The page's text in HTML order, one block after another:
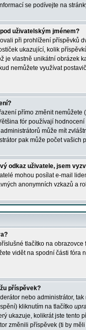
se podívejte na
uživatelským jménem?
při prohlížení příspěvků
ukazující, kolik
je vlastně unikátní obrázek
nemůžete využívat
přímo změnit
fór používají
může mít
pak může počet vašich
odkaz uživatele, jsem
mohou posílat e-mail
anonymních vzkazů a
tlačítko na
vidět na spodní části fóra
příspěvek?
nebo administrátor,
kliknutím na tlačítko
ukazuje, kolikrát jste tento
změnili příspěvek (ti by